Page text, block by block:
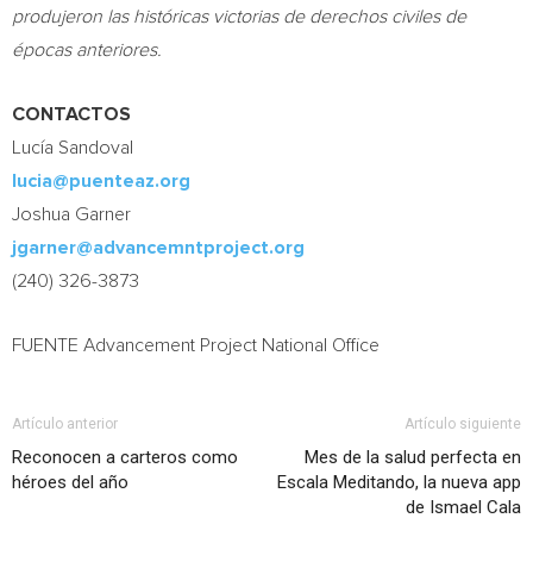
produjeron las históricas victorias de derechos civiles de
épocas anteriores.
CONTACTOS
Lucía Sandoval
lucia@puenteaz.org
Joshua Garner
jgarner@advancemntproject.org
(240) 326-3873
FUENTE Advancement Project National Office
Artículo anterior
Reconocen a carteros como
héroes del año
Artículo siguiente
Mes de la salud perfecta en
Escala Meditando, la nueva app
de Ismael Cala